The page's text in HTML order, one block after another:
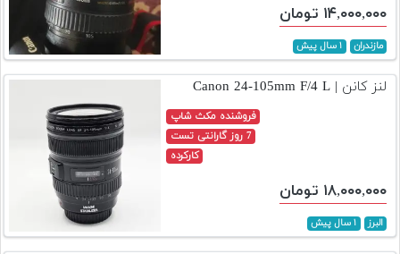
۱۴,۰۰۰,۰۰۰ تومان
مازندران ۱ سال پیش
لنز کانن | Canon 24-105mm F/4 L
فروشنده مکث شاپ
7 روز گارانتی تست
کارکرده
۱۸,۰۰۰,۰۰۰ تومان
البرز ۱ سال پیش